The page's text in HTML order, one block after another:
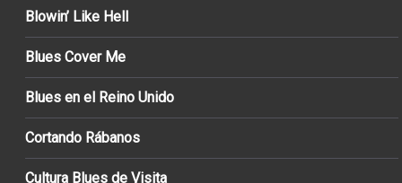
Blowin’ Like Hell
Blues Cover Me
Blues en el Reino Unido
Cortando Rábanos
Cultura Blues de Visita